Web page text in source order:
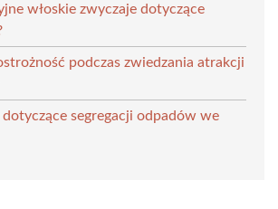
włoskie zwyczaje dotyczące
podczas zwiedzania atrakcji
dotyczące segregacji odpadów we